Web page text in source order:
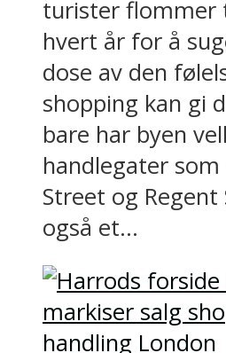
turister flommer
hvert år for å
dose av den
shopping kan gi
bare har byen
handlegater
Street og
også et...